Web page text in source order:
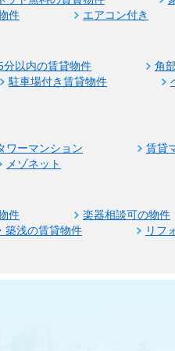
件 エアコン付き
分以内の賃貸物件
角
駐車場付き賃貸物件
ワーマンション 賃貸
メゾネット
件 楽器相談可の物件
築浅の賃貸物件 リフ